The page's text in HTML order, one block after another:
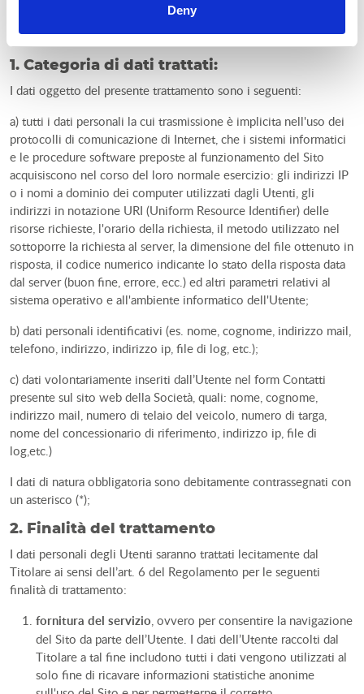
Deny
clementina.baroni@ordineavvocatireggioemilia.it
e-mail:dpo@studiolegaleavvbaroni.it
1. Categoria di dati trattati:
I dati oggetto del presente trattamento sono i seguenti:
a) tutti i dati personali la cui trasmissione è implicita nell'uso dei
protocolli di comunicazione di Internet, che i sistemi informatici
e le procedure software preposte al funzionamento del Sito
acquisiscono nel corso del loro normale esercizio: gli indirizzi IP
o i nomi a dominio dei computer utilizzati dagli Utenti, gli
indirizzi in notazione URI (Uniform Resource Identifier) delle
risorse richieste, l'orario della richiesta, il metodo utilizzato nel
sottoporre la richiesta al server, la dimensione del file ottenuto in
risposta, il codice numerico indicante lo stato della risposta data
dal server (buon fine, errore, ecc.) ed altri parametri relativi al
sistema operativo e all'ambiente informatico dell'Utente;
b) dati personali identificativi (es. nome, cognome, indirizzo mail,
telefono, indirizzo, indirizzo ip, file di log, etc.);
c) dati volontariamente inseriti dall’Utente nel form Contatti
presente sul sito web della Società, quali: nome, cognome,
indirizzo mail, numero di telaio del veicolo, numero di targa,
nome del concessionario di riferimento, indirizzo ip, file di
log,etc.)
I dati di natura obbligatoria sono debitamente contrassegnati con
un asterisco (*);
2. Finalità del trattamento
I dati personali degli Utenti saranno trattati lecitamente dal
Titolare ai sensi dell’art. 6 del Regolamento per le seguenti
finalità di trattamento:
fornitura del servizio, ovvero per consentire la navigazione
del Sito da parte dell’Utente. I dati dell’Utente raccolti dal
Titolare a tal fine includono tutti i dati vengono utilizzati al
solo fine di ricavare informazioni statistiche anonime